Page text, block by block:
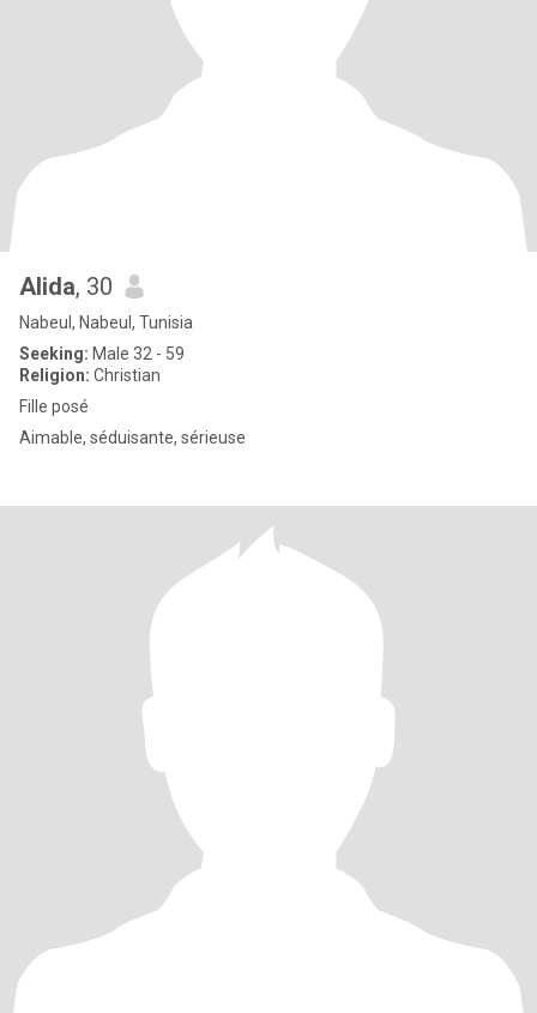
Alida, 30
Nabeul, Nabeul, Tunisia
Seeking: Male 32 - 59
Religion: Christian
Fille posé
Aimable, séduisante, sérieuse